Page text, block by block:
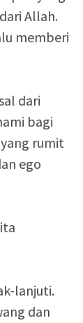
Allah.
memberi
dari
bagi
rumit
ego
lanjuti.
dan